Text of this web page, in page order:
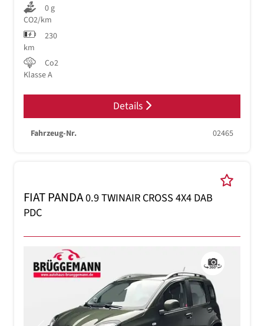
0 g
CO2/km
230
km
Co2
Klasse A
Details
Fahrzeug-Nr. 02465
FIAT PANDA0.9 TWINAIR CROSS 4X4 DAB
PDC